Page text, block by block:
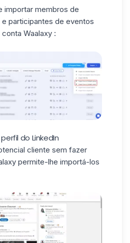
importar membros de
participantes de eventos
Waalaxy :
do LinkedIn
cliente sem fazer
permite-lhe importá-los